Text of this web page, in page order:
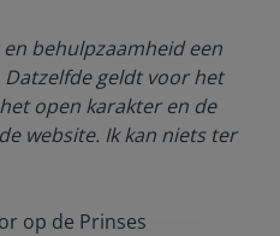
behulpzaamheid een
geldt voor het
open karakter en de
website. Ik kan niets ter
op de Prinses